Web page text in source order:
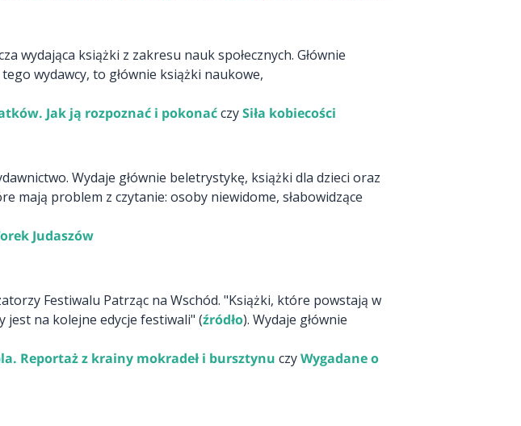
wydająca książki z zakresu nauk społecznych. Głównie
wydawcy, to głównie książki naukowe,
Jak ją rozpoznać i pokonaćczySiła kobiecości
Wydaje głównie beletrystykę, książki dla dzieci oraz
mają problem z czytanie: osoby niewidome, słabowidzące
Judaszów
Festiwalu Patrząc na Wschód. "Książki, które powstają w
jest na kolejne edycje festiwali" (źródło). Wydaje głównie
Reportaż z krainy mokradeł i bursztynu czyWygadane o